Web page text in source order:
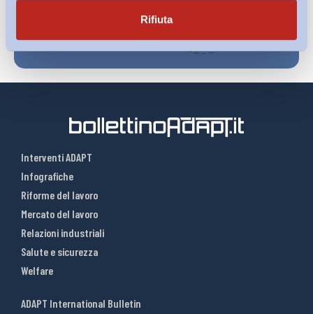
Rifiuta
Interventi ADAPT
Infografiche
Riforme del lavoro
Mercato del lavoro
Relazioni industriali
Salute e sicurezza
Welfare
ADAPT International Bulletin